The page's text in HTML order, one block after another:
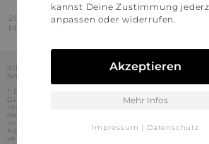
2016 - 2026 © Stylaholic.
Made for you with love in munich.
Alle Preise inkl. der jeweils geltenden
Angaben ohne Gewähr.
* Die angezeigten Preise beinhalten Rabatte,
Gutschein-Codes auf den Seiten unserer
realisiert werden können. Stylaholic führt keine
der Gutschein-Codes durch und es kann daher
vorkommen, dass die Gutscheine abweichend
Kenntnisstand bei dem jeweiligen Shop nicht
verwendet werden können. Darüber hinaus
kannst Deine Zustimmung
anpassen oder widerrufen.
Akzeptieren
Mehr Infos
Impressum | Datenschutz